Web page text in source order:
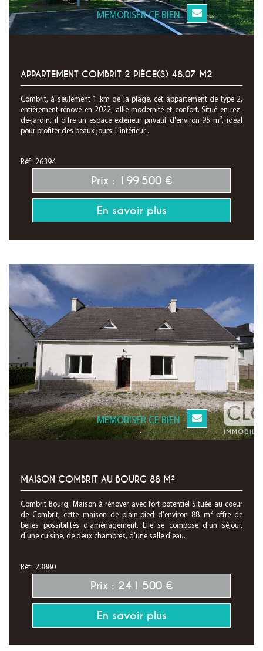
MEMORISER CE BIEN
APPARTEMENT COMBRIT 2 PIÈCE(S) 48.07 M2
Combrit, à seulement 1 km de la plage, cet appartement de type 2,
entièrement rénové en 2022, allie modernité et confort. Situé en rez-
de-jardin, il offre un espace extérieur privatif d'environ 95 m², idéal
pour profiter des beaux jours. L'intérieur...
Réf : 26394
Prix : 199 500 €
En savoir plus
MEMORISER CE BIEN
MAISON COMBRIT AU BOURG 88 M²
Combrit Bourg, Maison à rénover avec fort potentiel Située au coeur
de Combrit, cette maison de plain-pied d'environ 88 m² offre de
belles possibilités d'aménagement. Elle se compose d'un séjour,
d'une cuisine, de deux chambres, d'une salle d'eau...
Réf : 23880
Prix : 241 500 €
En savoir plus